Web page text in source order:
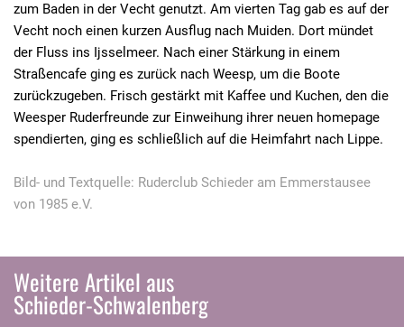
zum Baden in der Vecht genutzt. Am vierten Tag gab es auf der
Vecht noch einen kurzen Ausflug nach Muiden. Dort mündet
der Fluss ins Ijsselmeer. Nach einer Stärkung in einem
Straßencafe ging es zurück nach Weesp, um die Boote
zurückzugeben. Frisch gestärkt mit Kaffee und Kuchen, den die
Weesper Ruderfreunde zur Einweihung ihrer neuen homepage
spendierten, ging es schließlich auf die Heimfahrt nach Lippe.
Bild- und Textquelle: Ruderclub Schieder am Emmerstausee
von 1985 e.V.
Weitere Artikel aus
Schieder-Schwalenberg